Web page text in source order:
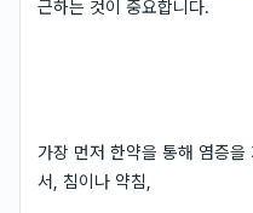
근하는 것이 중요합니다.
가장 먼저 한약을 통해 염증
서, 침이나 약침,